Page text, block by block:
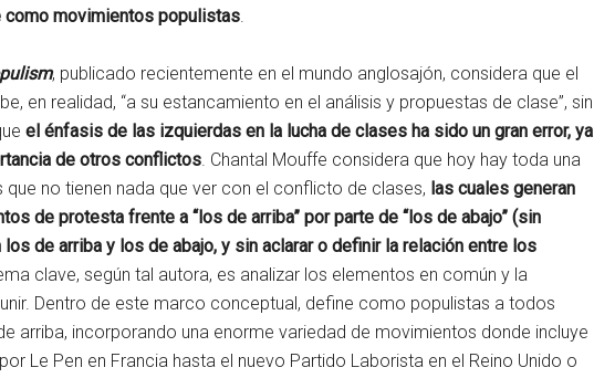
como movimientos populistas.
, publicado recientemente en el mundo anglosajón, considera que el
en realidad, “a su estancamiento en el análisis y propuestas de clase”, sin
el énfasis de las izquierdas en la lucha de clases ha sido un gran error, ya
de otros conflictos. Chantal Mouffe considera que hoy hay toda una
no tienen nada que ver con el conflicto de clases, las cuales generan
de protesta frente a “los de arriba” por parte de “los de abajo” (sin
de arriba y los de abajo, y sin aclarar o definir la relación entre los
clave, según tal autora, es analizar los elementos en común y la
Dentro de este marco conceptual, define como populistas a todos
arriba, incorporando una enorme variedad de movimientos donde incluye
Le Pen en Francia hasta el nuevo Partido Laborista en el Reino Unido o